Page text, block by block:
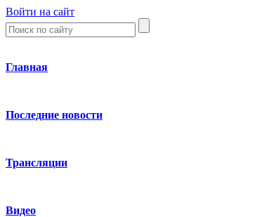
Войти на сайт
Главная
Последние новости
Трансляции
Видео